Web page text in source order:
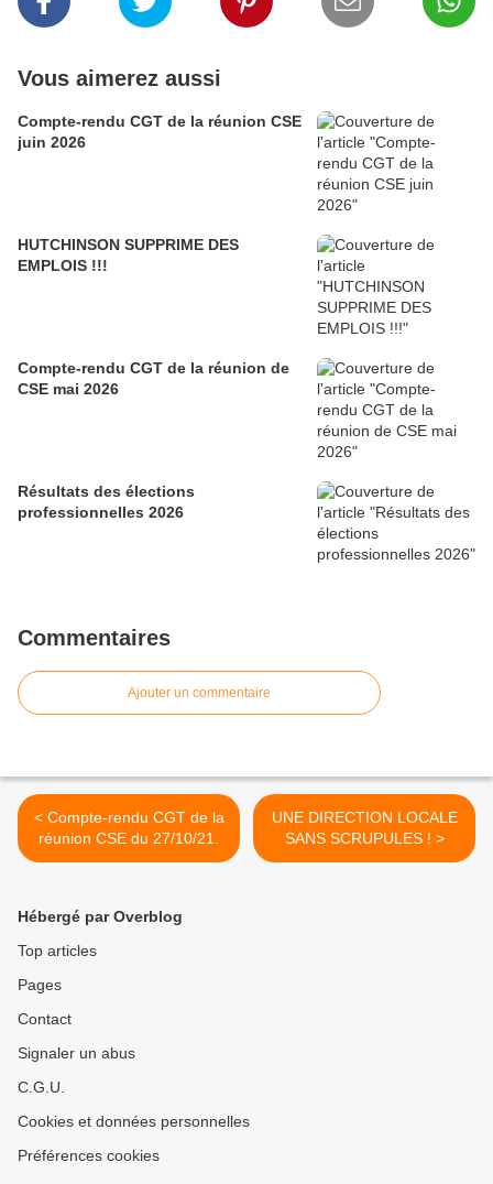
Vous aimerez aussi
Compte-rendu CGT de la réunion CSE
juin 2026
HUTCHINSON SUPPRIME DES
EMPLOIS !!!
Compte-rendu CGT de la réunion de
CSE mai 2026
Résultats des élections
professionnelles 2026
Commentaires
Ajouter un commentaire
< Compte-rendu CGT de la
réunion CSE du 27/10/21.
UNE DIRECTION LOCALE
SANS SCRUPULES ! >
Hébergé par Overblog
Top articles
Pages
Contact
Signaler un abus
C.G.U.
Cookies et données personnelles
Préférences cookies